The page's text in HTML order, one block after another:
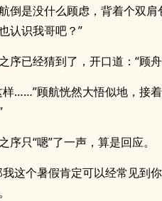
倒是没什么顾虑，背着个双肩
认识我哥吧？”
序已经猜到了，开口道：“顾
样……”顾航恍然大悟似地，接
序只“嗯”了一声，算是回应。
我这个暑假肯定可以经常见到